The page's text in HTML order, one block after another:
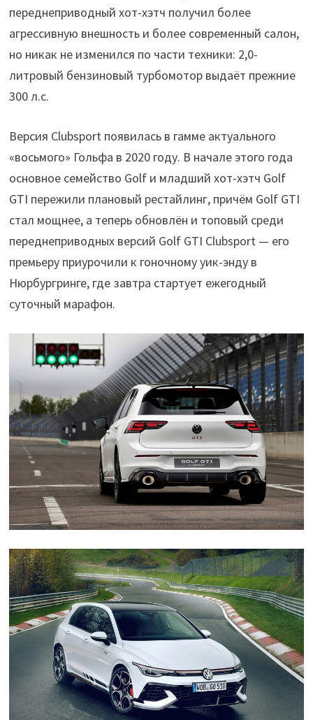
переднеприводный хот-хэтч получил более
агрессивную внешность и более современный салон,
но никак не изменился по части техники: 2,0-
литровый бензиновый турбомотор выдаёт прежние
300 л.с.
Версия Clubsport появилась в гамме актуального
«восьмого» Гольфа в 2020 году. В начале этого года
основное семейство Golf и младший хот-хэтч Golf
GTI пережили плановый рестайлинг, причём Golf GTI
стал мощнее, а теперь обновлён и топовый среди
переднеприводных версий Golf GTI Clubsport — его
премьеру приурочили к гоночному уик-энду в
Нюрбургринге, где завтра стартует ежегодный
суточный марафон.